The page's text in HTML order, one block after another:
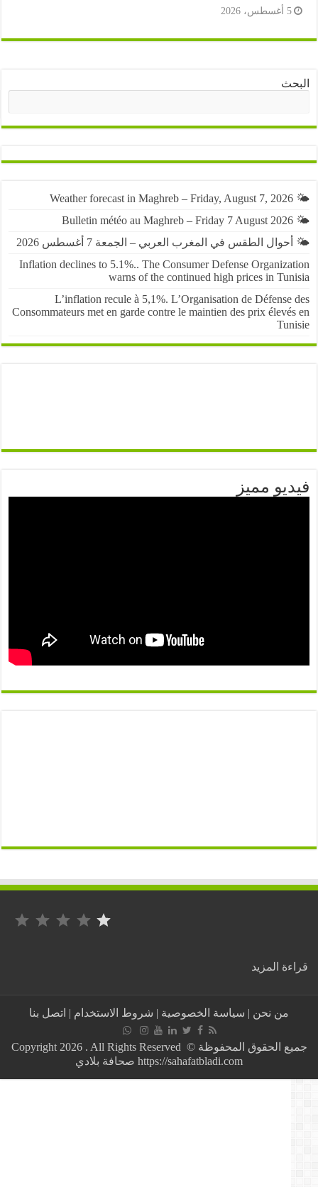
الطقس في المغرب العربي – الجمعة 7 أغسطس 2026
Inflation declines to 5.1%.. The Consumer Defense
warns of the continued high prices in
L’inflation recule à 5,1%. L’Organisation de
Consommateurs met en garde contre le maintien des prix
مميز
المزيد :
المجلس
في
السودان
من نحن| سياسة الخصوصية|شروط الاستخدام|اتصل بنا
جميع الحقوق المحفوظة © Copyright 2026 . All Rights Reserved
https://sahafatbladi.com صحافة بلادي